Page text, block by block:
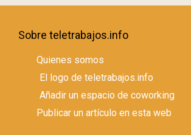
Sobre teletrabajos.info
Quienes somos
El logo de teletrabajos.info
Añadir un espacio de coworking
Publicar un artículo en esta web